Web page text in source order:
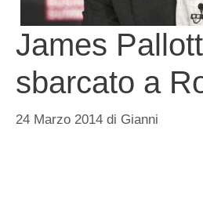
James
sbarcato a
24 Marzo 2014 di Gianni